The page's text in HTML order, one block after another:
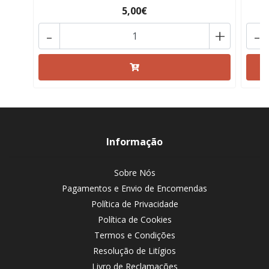
5,00€
+
- -
Informação
Sobre Nós
Pagamentos e Envio de Encomendas
Política de Privacidade
Política de Cookies
Termos e Condições
Resolução de Litígios
Livro de Reclamações